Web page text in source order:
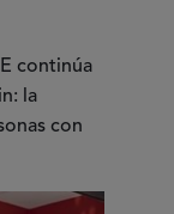
continúa
la
con